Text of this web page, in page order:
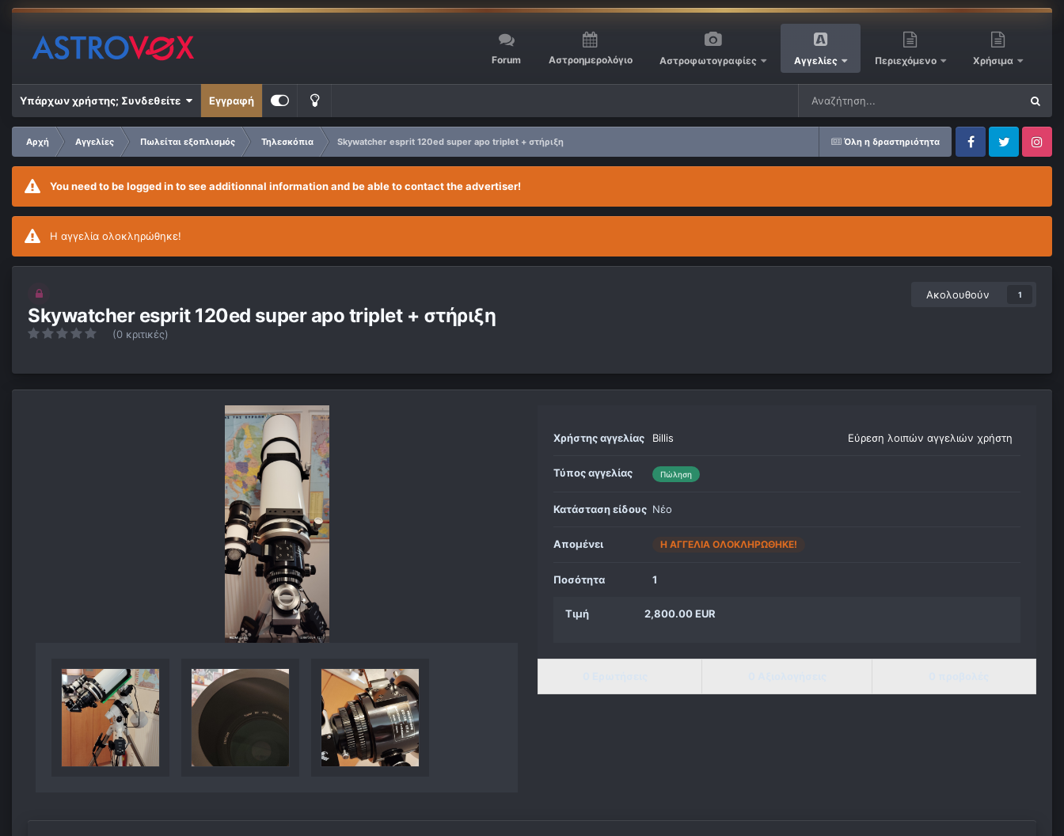
Forum Αστροημερολόγιο Αστροφωτογραφίες Αγγελίες Περιεχόμενο Χρήσιμα
Υπάρχων χρήστης; Συνδεθείτε Εγγραφή
Όλη η δραστηριότητα
Αρχή Αγγελίες Πωλείται εξοπλισμός Τηλεσκόπια
Skywatcher esprit 120ed super apo triplet + στήριξη
FacebookTwitter Instagram
You need to be logged in to see additionnal information and be able to contact the advertiser!
Η αγγελία ολοκληρώθηκε!
Ακολουθούν 1
Skywatcher esprit 120ed super apo triplet + στήριξη
(0 κριτικές)
Χρήστης αγγελίας Billis Εύρεση λοιπών αγγελιών χρήστη
Τύπος αγγελίας Πώληση
Κατάσταση είδους Νέο
Απομένει Η ΑΓΓΕΛΊΑ ΟΛΟΚΛΗΡΏΘΗΚΕ!
Ποσότητα 1
Τιμή 2,800.00 EUR